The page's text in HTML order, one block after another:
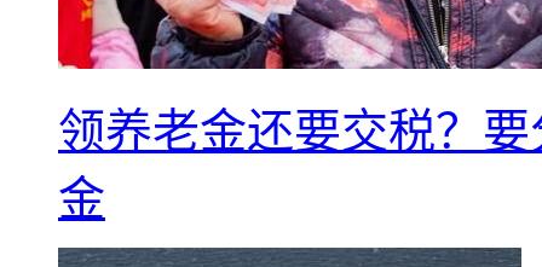
领养老金还要交税？
金